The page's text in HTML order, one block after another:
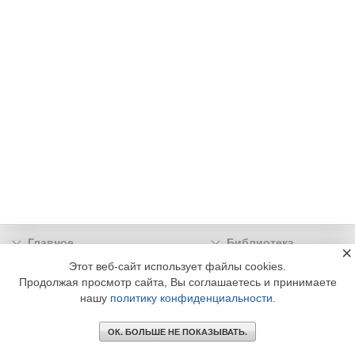
Главное
Библиотека
Подписка
Реклама
Информация
© 2002 - 2026 OOO Издательский дом «МЕДИА ТЕХНОЛОДЖИ» +7 (495) 665-00-
Этот веб-сайт использует файлы cookies.
Продолжая просмотр сайта, Вы соглашаетесь и принимаете
нашу политику конфиденциальности
ОК. БОЛЬШЕ НЕ ПОКАЗЫВАТЬ.
×